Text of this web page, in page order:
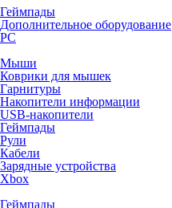
Геймпады
Дополнительное оборудование
PC
Мыши
Коврики для мышек
Гарнитуры
Накопители информации
USB-накопители
Геймпады
Рули
Кабели
Зарядные устройства
Xbox
Геймпады